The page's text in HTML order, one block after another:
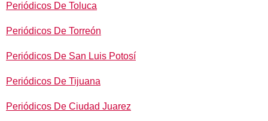
Periódicos De Toluca
Periódicos De Torreón
Periódicos De San Luis Potosí
Periódicos De Tijuana
Periódicos De Ciudad Juarez